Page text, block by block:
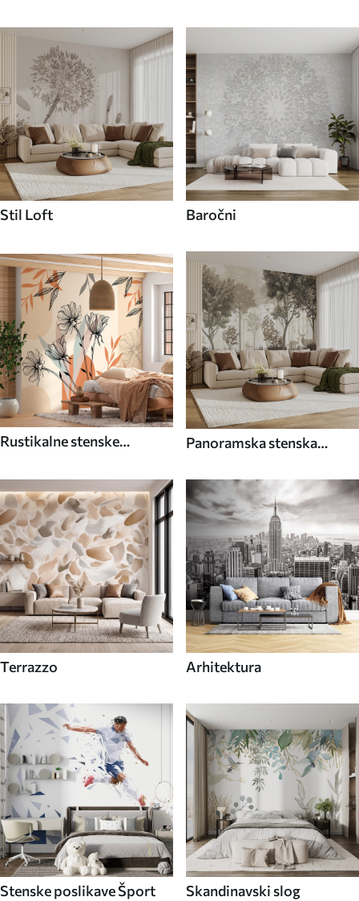
Stil Loft Baročni
Rustikalne stenske
Panoramska stenska
Terrazzo Arhitektura
Stenske poslikave Šport Skandinavski slog